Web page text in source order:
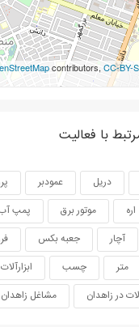
contributors,CC-BY-
با فعالیت
دریل عمودبر
اره موتور برق پمپ
آچار جعبه بکس
متر چسب
در زاهدان مشاغل زاهدان